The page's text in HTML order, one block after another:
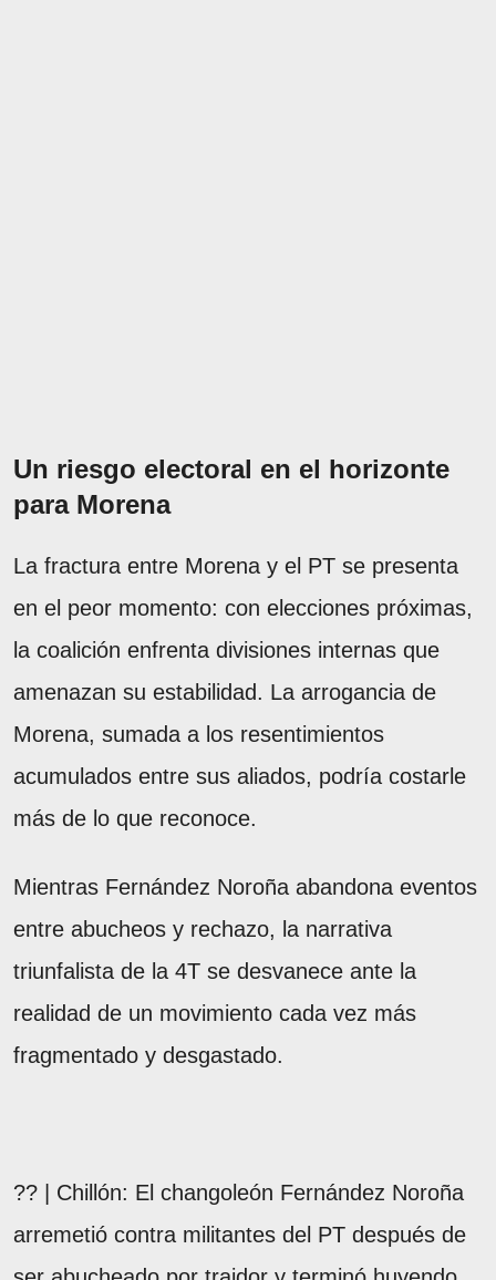
Un riesgo electoral en el horizonte
para Morena
La fractura entre Morena y el PT se presenta
en el peor momento: con elecciones próximas,
la coalición enfrenta divisiones internas que
amenazan su estabilidad. La arrogancia de
Morena, sumada a los resentimientos
acumulados entre sus aliados, podría costarle
más de lo que reconoce.
Mientras Fernández Noroña abandona eventos
entre abucheos y rechazo, la narrativa
triunfalista de la 4T se desvanece ante la
realidad de un movimiento cada vez más
fragmentado y desgastado.
?? | Chillón: El changoleón Fernández Noroña
arremetió contra militantes del PT después de